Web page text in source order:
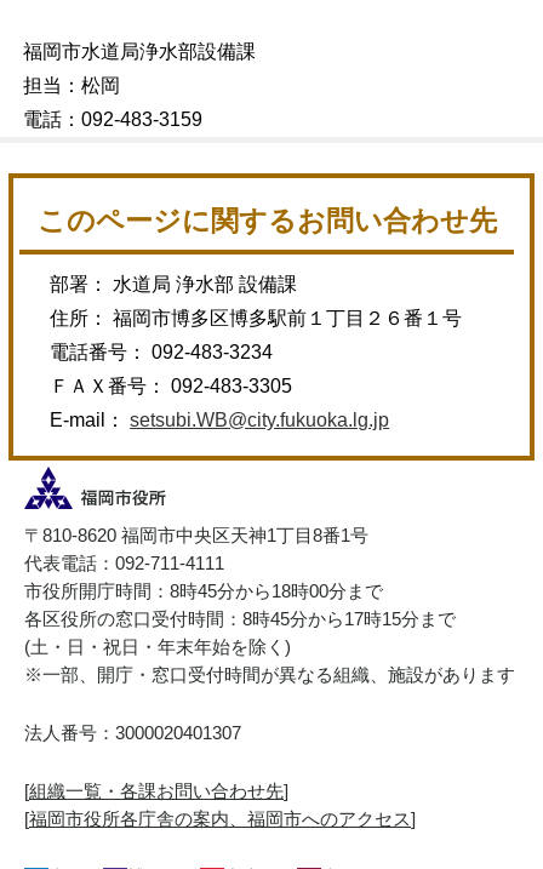
福岡市水道局浄水部設備課
担当：松岡
電話：092-483-3159
このページに関するお問い合わせ先
部署： 水道局 浄水部 設備課
住所： 福岡市博多区博多駅前１丁目２６番１号
電話番号： 092-483-3234
ＦＡＸ番号： 092-483-3305
E-mail：setsubi.WB@city.fukuoka.lg.jp
〒810-8620 福岡市中央区天神1丁目8番1号
代表電話：092-711-4111
市役所開庁時間：8時45分から18時00分まで
各区役所の窓口受付時間：8時45分から17時15分まで
(土・日・祝日・年末年始を除く)
※一部、開庁・窓口受付時間が異なる組織、施設があります
法人番号：3000020401307
[組織一覧・各課お問い合わせ先]
[福岡市役所各庁舎の案内、福岡市へのアクセス]